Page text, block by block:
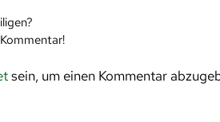
sein, um einen Kommentar